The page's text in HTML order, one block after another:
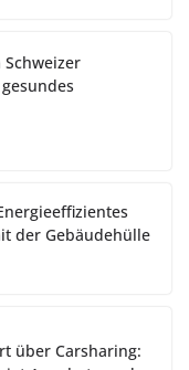
der Gebäudehülle
über Carsharing: